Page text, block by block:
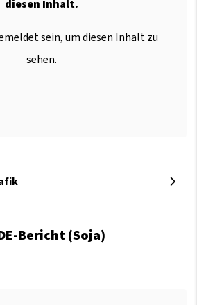
diesen Inhalt.
sein, um diesen Inhalt zu
sehen.
Bericht (Soja)